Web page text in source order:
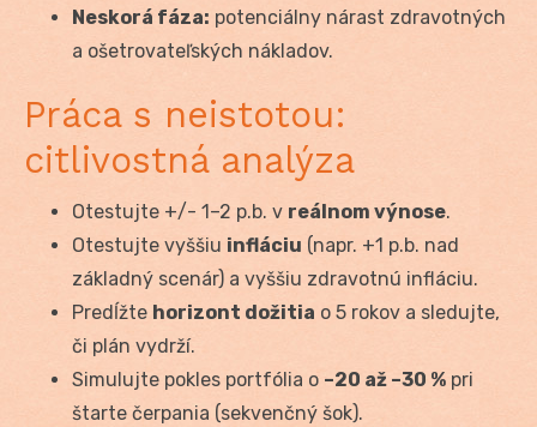
Neskorá fáza: potenciálny nárast zdravotných
a ošetrovateľských nákladov.
Práca s neistotou:
citlivostná analýza
Otestujte +/- 1–2 p.b. v reálnom výnose.
Otestujte vyššiu infláciu (napr. +1 p.b. nad
základný scenár) a vyššiu zdravotnú infláciu.
Predĺžte horizont dožitia o 5 rokov a sledujte,
či plán vydrží.
Simulujte pokles portfólia o –20 až –30 % pri
štarte čerpania (sekvenčný šok).